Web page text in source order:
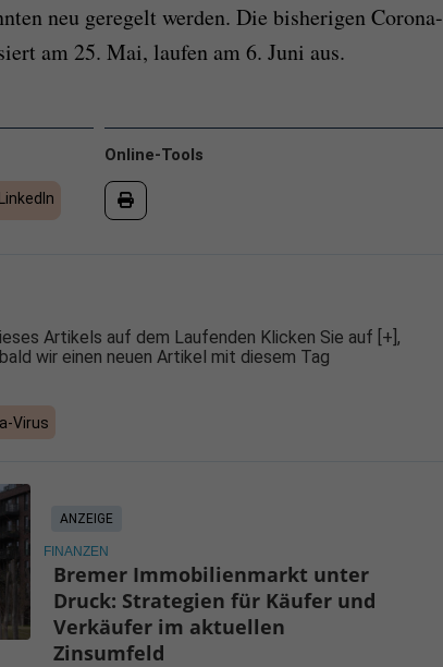
neu geregelt werden. Die bisherigen Corona-
am 25. Mai, laufen am 6. Juni aus.
Online-Tools
LinkedIn
Artikels auf dem Laufenden Klicken Sie auf [+],
wir einen neuen Artikel mit diesem Tag
Virus
ANZEIGE
FINANZEN
Bremer Immobilienmarkt unter
Druck: Strategien für Käufer und
Verkäufer im aktuellen
Zinsumfeld